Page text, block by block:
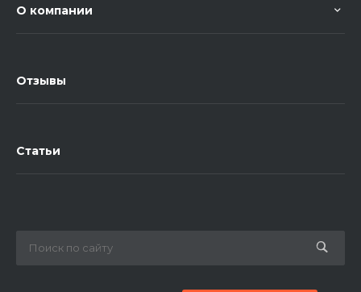
О компании
Отзывы
Статьи